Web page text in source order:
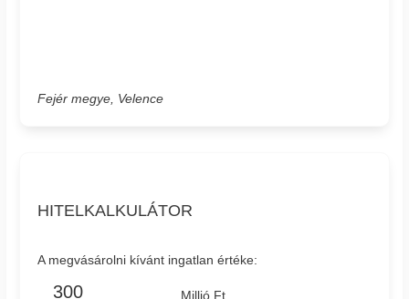
Fejér megye, Velence
HITELKALKULÁTOR
A megvásárolni kívánt ingatlan értéke:
Millió Ft